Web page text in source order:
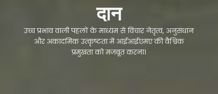
दान
उच्च प्रभाव वाली पहलों के माध्यम से विचार नेतृत्व, अनुसंधान
और अकादमिक उत्कृष्टता में आईआईएमए की वैश्विक
प्रमुखता को मजबूत करना।